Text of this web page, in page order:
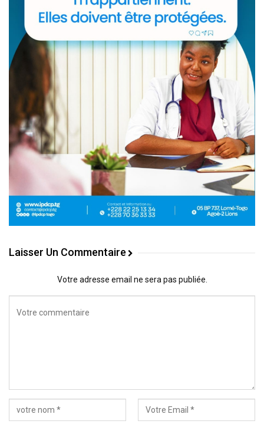
Laisser Un Commentaire
Votre adresse email ne sera pas publiée.